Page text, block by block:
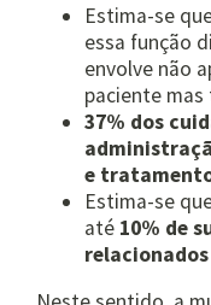
Estima-se
essa função
envolve não
paciente mas
37% dos
e
Estima-se
até 10% de